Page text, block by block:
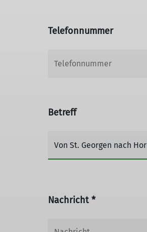
Telefonnummer
Betreff
Nachricht *